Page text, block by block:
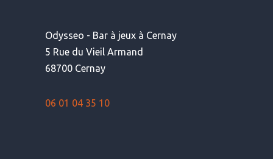
Odysseo - Bar à jeux à Cernay
5 Rue du Vieil Armand
68700 Cernay
06 01 04 35 10